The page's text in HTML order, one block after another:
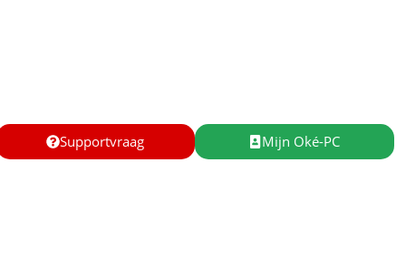
Supportvraag Mijn Oké-PC